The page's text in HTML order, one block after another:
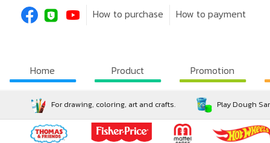
How to purchase How to payment
Home Product Promotion
For drawing, coloring, art and crafts. Play Dough